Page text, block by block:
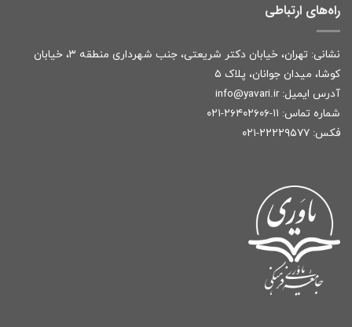
راه‌های ارتباطی
نشانی: تهران، خیابان دکتر شریعتی، جنب شهرداری منطقه ۳، خیابان
کوشا، میدان جوانان، پلاک ۵
آدرس ایمیل: info@yavari.ir
شماره تماس: ۱۱-۲۶۴۰۲۶۰۶-۰۲۱
فکس: ۲۲۲۲۹۵۷۷-۰۲۱